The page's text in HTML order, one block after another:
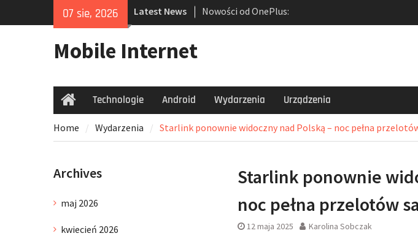
07 sie, 2026 Latest News
Nowości od OnePlus:
Przedpremierowy test Nord 5 i
sprzęt i opanować zrzuty ekranu?
Ofensywa Samsunga: Od smukłego
Galaxy S25 Edge po inteligentne
okulary z AI
Mobile Internet
HomeTechnologie Android Wydarzenia Urządzenia
Home Wydarzenia Starlink ponownie widoczny nad Polską – noc pełna
Starlink ponownie
noc pełna przelotów
12 maja 2025 Karolina Sobczak
Archives
maj 2026
kwiecień 2026